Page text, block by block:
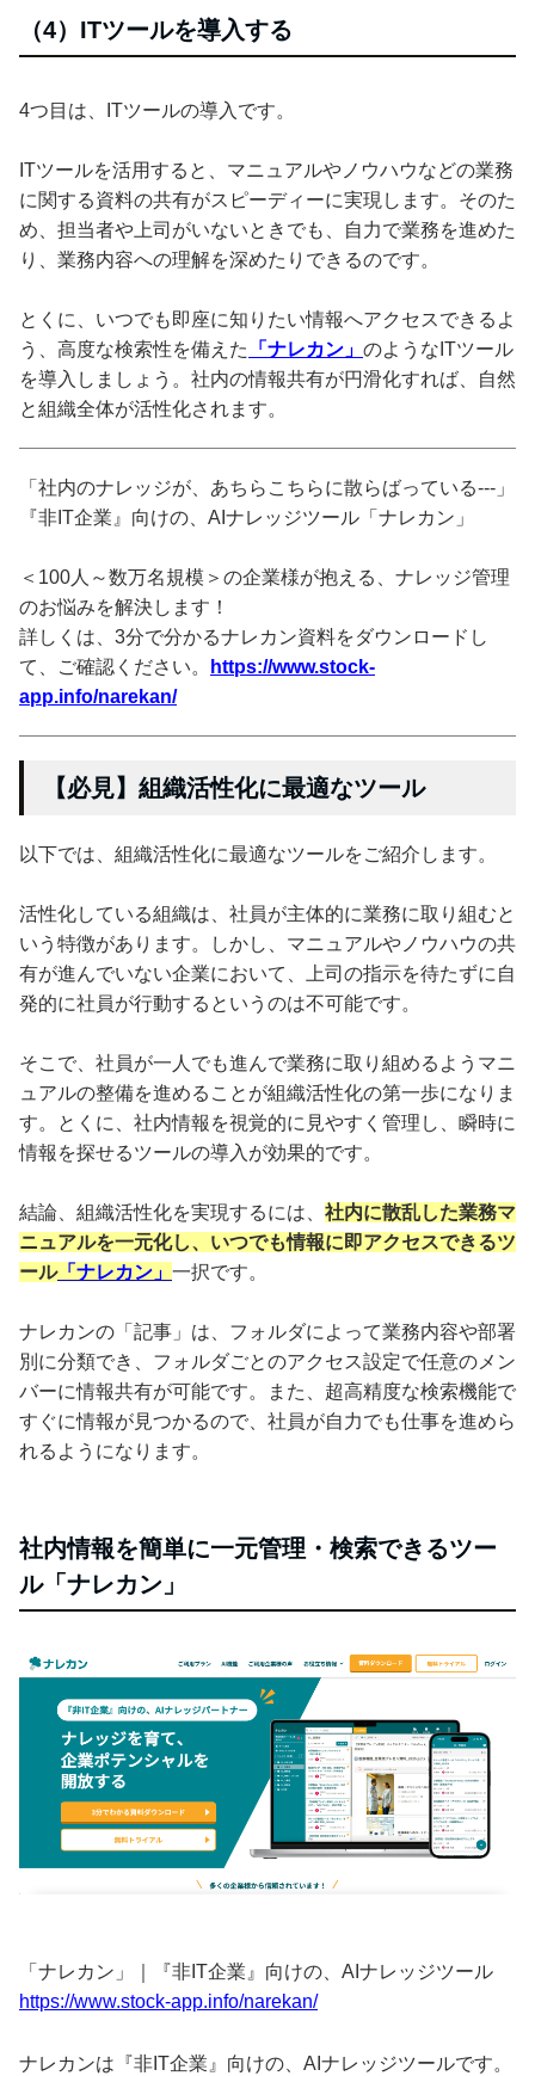
（4）ITツールを導入する
4つ目は、ITツールの導入です。
ITツールを活用すると、マニュアルやノウハウなどの業務
に関する資料の共有がスピーディーに実現します。そのた
め、担当者や上司がいないときでも、自力で業務を進めた
り、業務内容への理解を深めたりできるのです。
とくに、いつでも即座に知りたい情報へアクセスできるよ
う、高度な検索性を備えた
「ナレカン」 のようなITツール
を導入しましょう。社内の情報共有が円滑化すれば、自然
と組織全体が活性化されます。
「社内のナレッジが、あちらこちらに散らばっている---」
『非IT企業』向けの、AIナレッジツール「ナレカン」
＜100人～数万名規模＞の企業様が抱える、ナレッジ管理
のお悩みを解決します！
詳しくは、3分で分かるナレカン資料をダウンロードし
て、ご確認ください。
https://www.stock-
app.info/narekan/
【必見】組織活性化に最適なツール
以下では、組織活性化に最適なツールをご紹介します。
活性化している組織は、社員が主体的に業務に取り組むと
いう特徴があります。しかし、マニュアルやノウハウの共
有が進んでいない企業において、上司の指示を待たずに自
発的に社員が行動するというのは不可能です。
そこで、社員が一人でも進んで業務に取り組めるようマニ
ュアルの整備を進めることが組織活性化の第一歩になりま
す。とくに、社内情報を視覚的に見やすく管理し、瞬時に
情報を探せるツールの導入が効果的です。
結論、組織活性化を実現するには、 社内に散乱した業務マ
ニュアルを一元化し、いつでも情報に即アクセスできるツ
ール「ナレカン」 一択です。
ナレカンの「記事」は、フォルダによって業務内容や部署
別に分類でき、フォルダごとのアクセス設定で任意のメン
バーに情報共有が可能です。また、超高精度な検索機能で
すぐに情報が見つかるので、社員が自力でも仕事を進めら
れるようになります。
社内情報を簡単に一元管理・検索できるツー
ル「ナレカン」
「ナレカン」｜『非IT企業』向けの、AIナレッジツール
https://www.stock-app.info/narekan/
ナレカンは『非IT企業』向けの、AIナレッジツールです。